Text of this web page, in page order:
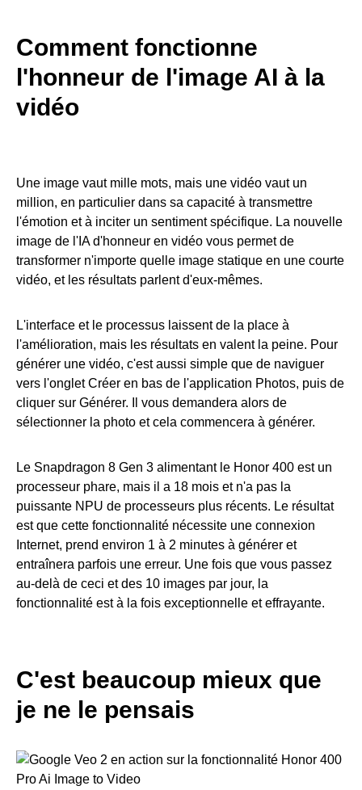
Comment fonctionne
l'honneur de l'image AI à la
vidéo
Une image vaut mille mots, mais une vidéo vaut un
million, en particulier dans sa capacité à transmettre
l'émotion et à inciter un sentiment spécifique. La nouvelle
image de l'IA d'honneur en vidéo vous permet de
transformer n'importe quelle image statique en une courte
vidéo, et les résultats parlent d'eux-mêmes.
L'interface et le processus laissent de la place à
l'amélioration, mais les résultats en valent la peine. Pour
générer une vidéo, c'est aussi simple que de naviguer
vers l'onglet Créer en bas de l'application Photos, puis de
cliquer sur Générer. Il vous demandera alors de
sélectionner la photo et cela commencera à générer.
Le Snapdragon 8 Gen 3 alimentant le Honor 400 est un
processeur phare, mais il a 18 mois et n'a pas la
puissante NPU de processeurs plus récents. Le résultat
est que cette fonctionnalité nécessite une connexion
Internet, prend environ 1 à 2 minutes à générer et
entraînera parfois une erreur. Une fois que vous passez
au-delà de ceci et des 10 images par jour, la
fonctionnalité est à la fois exceptionnelle et effrayante.
C'est beaucoup mieux que
je ne le pensais